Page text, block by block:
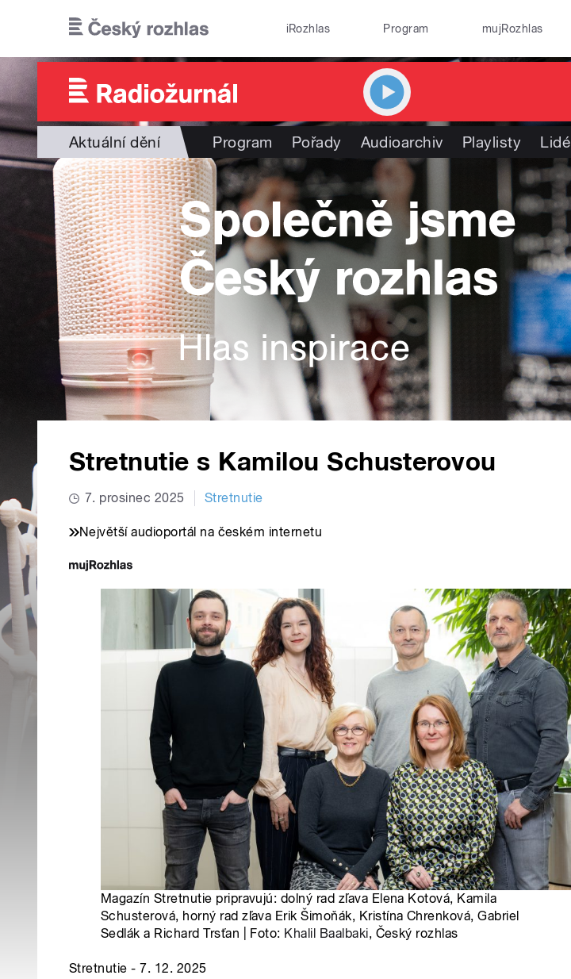
iRozhlas Program mujRozhlas
Aktuální dění Program Pořady Audioarchiv Playlisty Lidé
Stretnutie s Kamilou Schusterovou
7. prosinec 2025 Stretnutie
Největší audioportál na českém internetu
Magazín Stretnutie pripravujú: dolný rad zľava Elena Kotová, Kamila
Schusterová, horný rad zľava Erik Šimoňák, Kristína Chrenková, Gabriel
Sedlák a Richard Trsťan | Foto: Khalil Baalbaki, Český rozhlas
Stretnutie - 7. 12. 2025